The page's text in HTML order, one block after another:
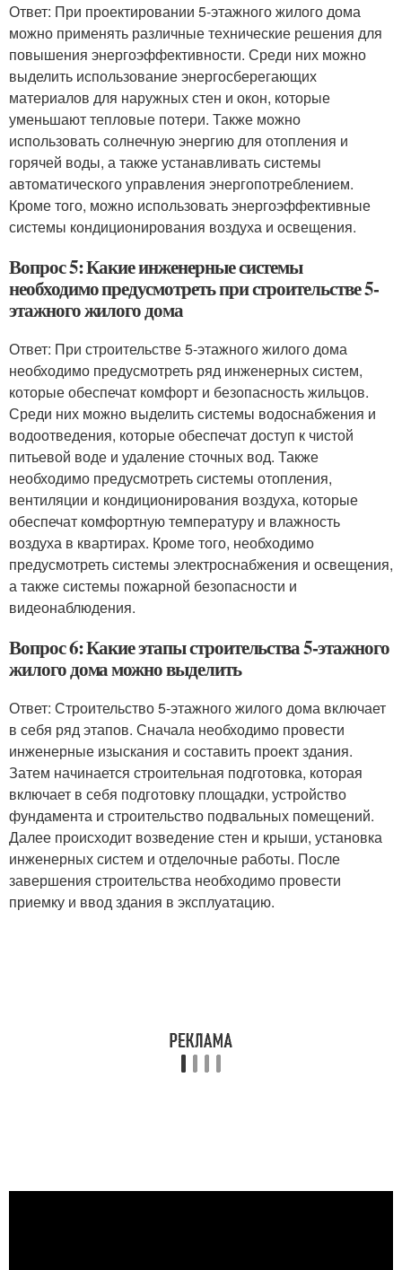
Ответ: При проектировании 5-этажного жилого дома
можно применять различные технические решения для
повышения энергоэффективности. Среди них можно
выделить использование энергосберегающих
материалов для наружных стен и окон, которые
уменьшают тепловые потери. Также можно
использовать солнечную энергию для отопления и
горячей воды, а также устанавливать системы
автоматического управления энергопотреблением.
Кроме того, можно использовать энергоэффективные
системы кондиционирования воздуха и освещения.
Вопрос 5: Какие инженерные системы
необходимо предусмотреть при строительстве 5-
этажного жилого дома
Ответ: При строительстве 5-этажного жилого дома
необходимо предусмотреть ряд инженерных систем,
которые обеспечат комфорт и безопасность жильцов.
Среди них можно выделить системы водоснабжения и
водоотведения, которые обеспечат доступ к чистой
питьевой воде и удаление сточных вод. Также
необходимо предусмотреть системы отопления,
вентиляции и кондиционирования воздуха, которые
обеспечат комфортную температуру и влажность
воздуха в квартирах. Кроме того, необходимо
предусмотреть системы электроснабжения и освещения,
а также системы пожарной безопасности и
видеонаблюдения.
Вопрос 6: Какие этапы строительства 5-этажного
жилого дома можно выделить
Ответ: Строительство 5-этажного жилого дома включает
в себя ряд этапов. Сначала необходимо провести
инженерные изыскания и составить проект здания.
Затем начинается строительная подготовка, которая
включает в себя подготовку площадки, устройство
фундамента и строительство подвальных помещений.
Далее происходит возведение стен и крыши, установка
инженерных систем и отделочные работы. После
завершения строительства необходимо провести
приемку и ввод здания в эксплуатацию.